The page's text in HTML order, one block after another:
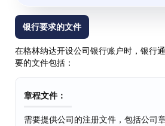
银行要求的文件
在格林纳达开设公司银行账户时，银行
要的文件包括：
章程文件：
需要提供公司的注册文件，包括公司